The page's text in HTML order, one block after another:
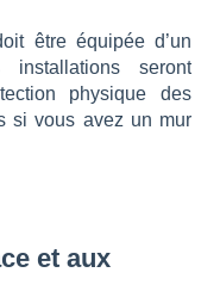
être équipée d’un
seront
physique des
si vous avez un mur
et aux